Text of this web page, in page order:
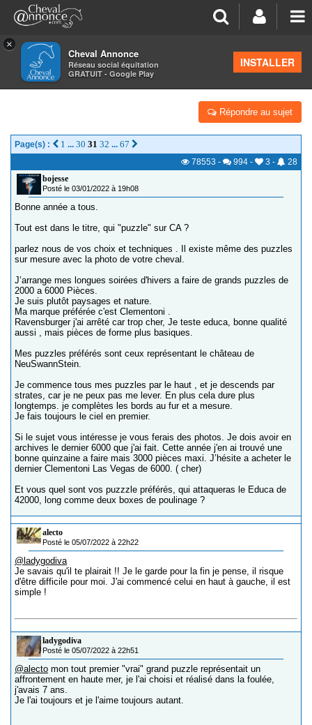
×
Cheval Annonce
Réseau social équitation
GRATUIT - Google Play
INSTALLER
>Salon de thé
DES AMATEURS.TRICES DE GRAND PUZZLES
Répondre au sujet
Page(s) : 1 ... 30 31 32 ... 67
78553 - 994 - 3 -
28
bojesse
Posté le 03/01/2022 à 19h08
Bonne année a tous.
Tout est dans le titre, qui "puzzle" sur CA ?
parlez nous de vos choix et techniques . Il existe même des puzzles
sur mesure avec la photo de votre cheval.
J’arrange mes longues soirées d'hivers a faire de grands puzzles de
2000 a 6000 Pièces.
Je suis plutôt paysages et nature.
Ma marque préférée c'est Clementoni .
Ravensburger j'ai arrêté car trop cher, Je teste educa, bonne qualité
aussi , mais pièces de forme plus basiques.
Mes puzzles préférés sont ceux représentant le château de
NeuSwannStein.
Je commence tous mes puzzles par le haut , et je descends par
strates, car je ne peux pas me lever. En plus cela dure plus
longtemps. je complètes les bords au fur et a mesure.
Je fais toujours le ciel en premier.
Si le sujet vous intéresse je vous ferais des photos. Je dois avoir en
archives le dernier 6000 que j'ai fait. Cette année j'en ai trouvé une
bonne quinzaine a faire mais 3000 pièces maxi. J’hésite a acheter le
dernier Clementoni Las Vegas de 6000. ( cher)
Et vous quel sont vos puzzzle préférés, qui attaqueras le Educa de
42000, long comme deux boxes de poulinage ?
alecto
Posté le 05/07/2022 à 22h22
@ladygodiva
Je savais qu'il te plairait !! Je le garde pour la fin je pense, il risque
d'être difficile pour moi. J'ai commencé celui en haut à gauche, il est
simple !
ladygodiva
Posté le 05/07/2022 à 22h51
@alecto mon tout premier "vrai" grand puzzle représentait un
affrontement en haute mer, je l'ai choisi et réalisé dans la foulée,
j'avais 7 ans.
Je l'ai toujours et je l'aime toujours autant.